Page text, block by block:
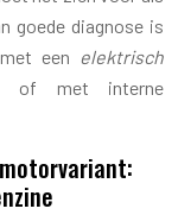
goede diagnose is
een elektrisch
met interne